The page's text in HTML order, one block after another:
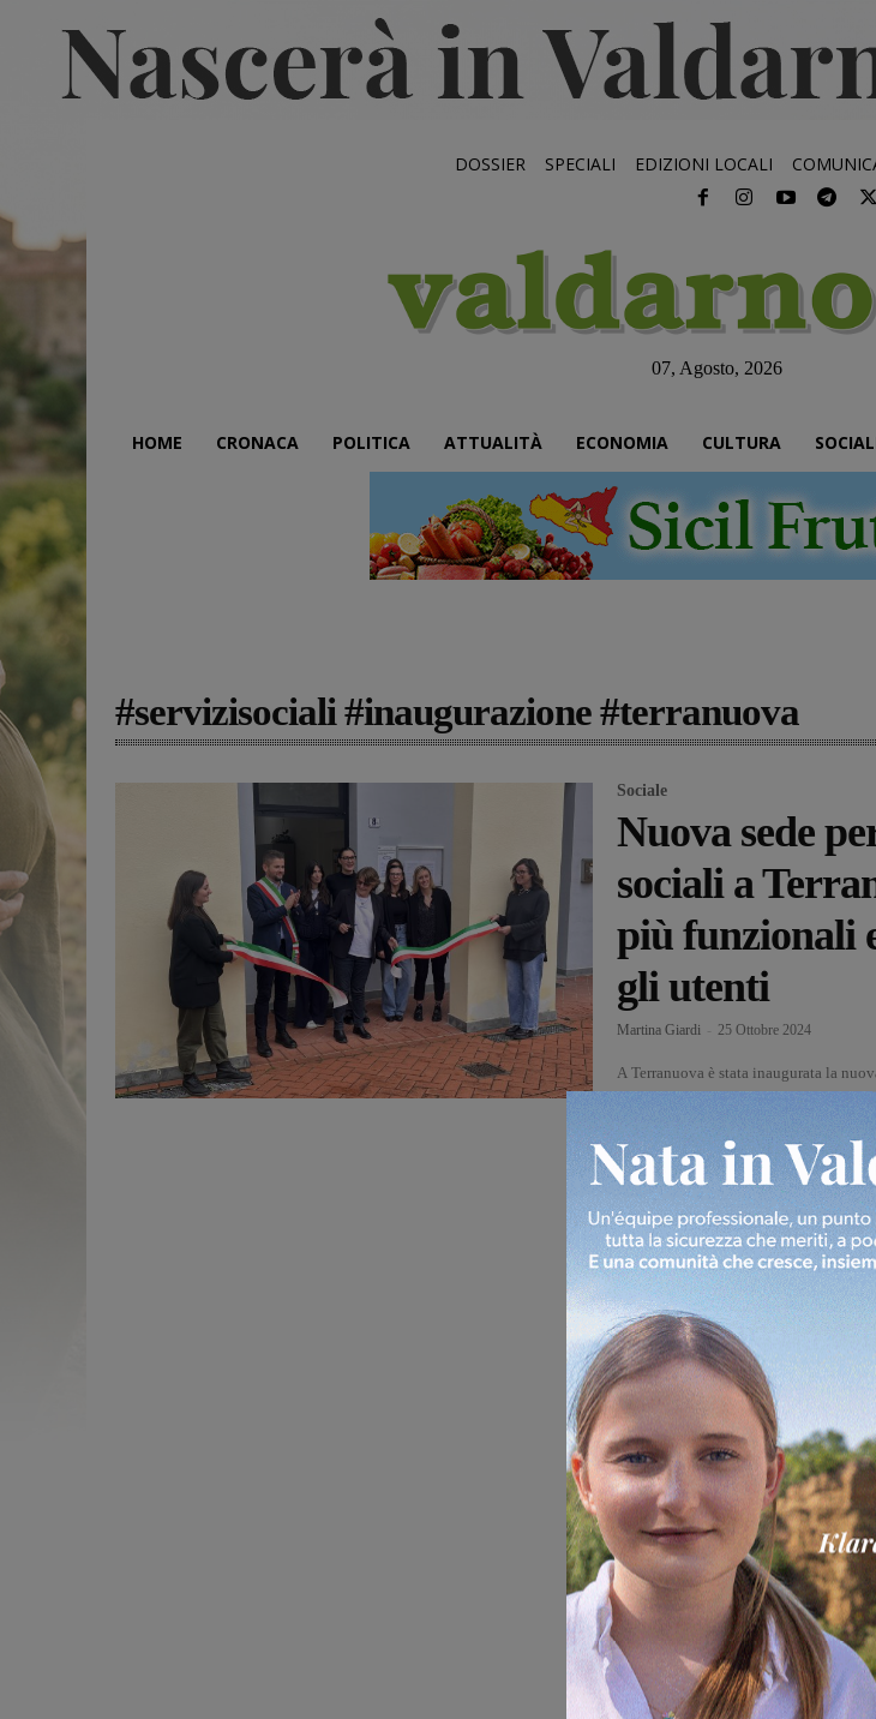
DOSSIER SPECIALI EDIZIONI LOCALI
07, Agosto, 2026
HOME CRONACA POLITICA ATTUALITÀ ECONOMIA CULTURA
#servizisociali #inaugurazione #terranuova
Sociale
Nuova sede
sociali a
più funzionali
gli utenti
Martina Giardi 25 Ottobre 2024
A Terranuova è stata inaugurata la
situata in piazza Liberazione 8/d,
miglioramento per l’accessibilità e la
cittadini,...